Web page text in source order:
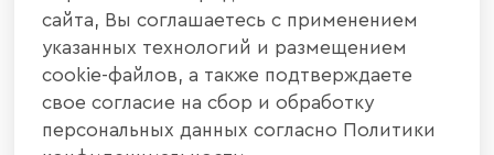
+7 800 700 20 58
440004, г. Пенза, ул. Рябова, д. 31
info@interier-center.ru
сайта, Вы соглашаетесь с применением
указанных технологий и размещением
cookie-файлов, а также подтверждаете
свое согласие на сбор и обработку
персональных данных согласно Политики